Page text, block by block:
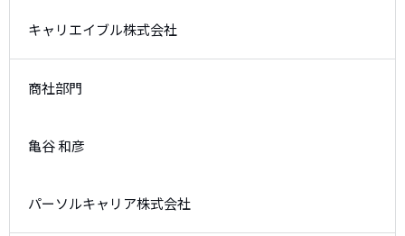
キャリエイブル株式会社
商社部門
亀谷 和彦
パーソルキャリア株式会社